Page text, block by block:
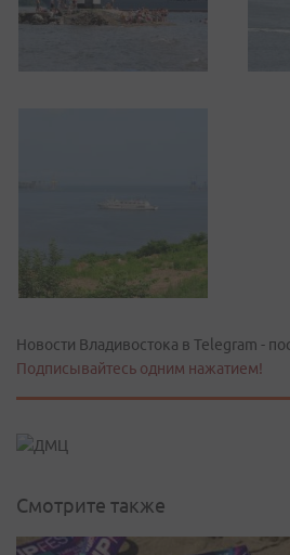
Новости Владивостока в Telegram -
Подписывайтесь одним нажатием!
Смотрите также